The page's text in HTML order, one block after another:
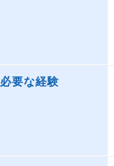
必要な経験